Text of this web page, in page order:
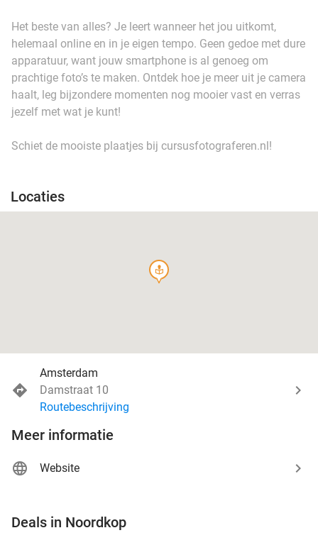
Het beste van alles? Je leert wanneer het jou uitkomt,
helemaal online en in je eigen tempo. Geen gedoe met dure
apparatuur, want jouw smartphone is al genoeg om
prachtige foto’s te maken. Ontdek hoe je meer uit je camera
haalt, leg bijzondere momenten nog mooier vast en verras
jezelf met wat je kunt!
Schiet de mooiste plaatjes bij cursusfotograferen.nl!
Locaties
course
Amsterdam
Damstraat 10
Routebeschrijving
Meer informatie
Website
Deals in Noordkop